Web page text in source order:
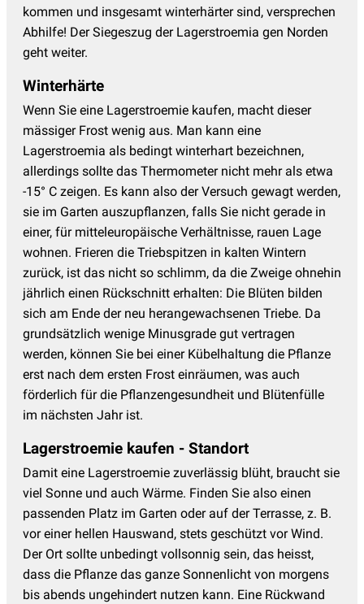
kommen und insgesamt winterhärter sind, versprechen
Abhilfe! Der Siegeszug der Lagerstroemia gen Norden
geht weiter.
Winterhärte
Wenn Sie eine Lagerstroemie kaufen, macht dieser
mässiger Frost wenig aus. Man kann eine
Lagerstroemia als bedingt winterhart bezeichnen,
allerdings sollte das Thermometer nicht mehr als etwa
-15° C zeigen. Es kann also der Versuch gewagt werden,
sie im Garten auszupflanzen, falls Sie nicht gerade in
einer, für mitteleuropäische Verhältnisse, rauen Lage
wohnen. Frieren die Triebspitzen in kalten Wintern
zurück, ist das nicht so schlimm, da die Zweige ohnehin
jährlich einen Rückschnitt erhalten: Die Blüten bilden
sich am Ende der neu herangewachsenen Triebe. Da
grundsätzlich wenige Minusgrade gut vertragen
werden, können Sie bei einer Kübelhaltung die Pflanze
erst nach dem ersten Frost einräumen, was auch
förderlich für die Pflanzengesundheit und Blütenfülle
im nächsten Jahr ist.
Lagerstroemie kaufen - Standort
Damit eine Lagerstroemie zuverlässig blüht, braucht sie
viel Sonne und auch Wärme. Finden Sie also einen
passenden Platz im Garten oder auf der Terrasse, z. B.
vor einer hellen Hauswand, stets geschützt vor Wind.
Der Ort sollte unbedingt vollsonnig sein, das heisst,
dass die Pflanze das ganze Sonnenlicht von morgens
bis abends ungehindert nutzen kann. Eine Rückwand